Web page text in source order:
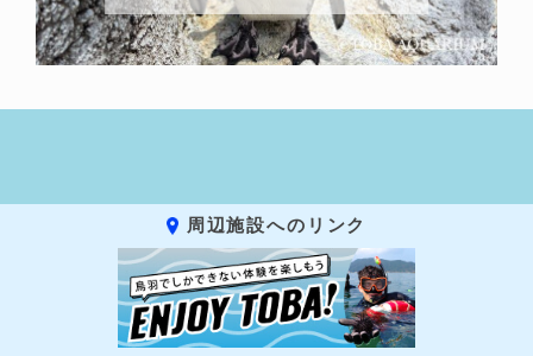
周辺施設へのリンク